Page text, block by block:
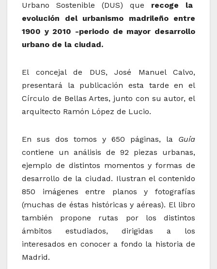
Urbano Sostenible (DUS) que recoge la
evolución del urbanismo madrileño entre
1900 y 2010 -periodo de mayor desarrollo
urbano de la ciudad.
El concejal de DUS, José Manuel Calvo,
presentará la publicación esta tarde en el
Círculo de Bellas Artes, junto con su autor, el
arquitecto Ramón López de Lucio.
En sus dos tomos y 650 páginas, la Guía
contiene un análisis de 92 piezas urbanas,
ejemplo de distintos momentos y formas de
desarrollo de la ciudad. Ilustran el contenido
850 imágenes entre planos y fotografías
(muchas de éstas históricas y aéreas). El libro
también propone rutas por los distintos
ámbitos estudiados, dirigidas a los
interesados en conocer a fondo la historia de
Madrid.